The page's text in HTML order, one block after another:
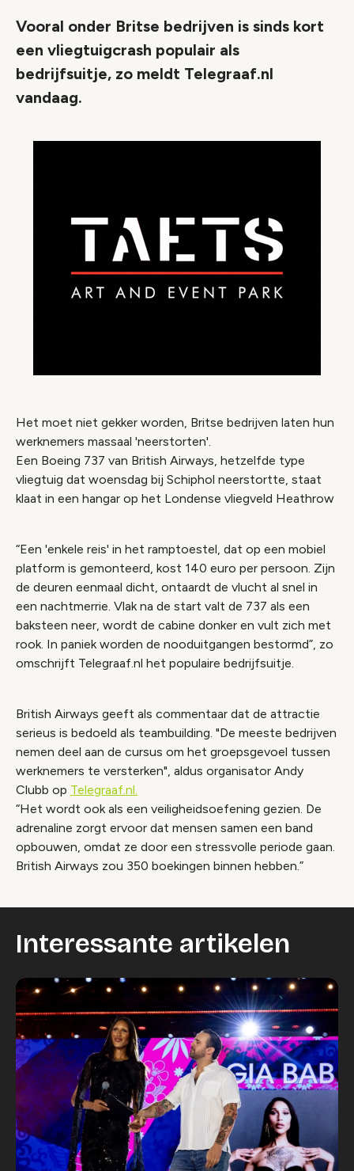
Vooral onder Britse bedrijven is sinds kort
een vliegtuigcrash populair als
bedrijfsuitje, zo meldt Telegraaf.nl
vandaag.
Het moet niet gekker worden, Britse bedrijven laten hun
werknemers massaal 'neerstorten'.
Een Boeing 737 van British Airways, hetzelfde type
vliegtuig dat woensdag bij Schiphol neerstortte, staat
klaat in een hangar op het Londense vliegveld Heathrow
“Een 'enkele reis' in het ramptoestel, dat op een mobiel
platform is gemonteerd, kost 140 euro per persoon. Zijn
de deuren eenmaal dicht, ontaardt de vlucht al snel in
een nachtmerrie. Vlak na de start valt de 737 als een
baksteen neer, wordt de cabine donker en vult zich met
rook. In paniek worden de nooduitgangen bestormd”, zo
omschrijft Telegraaf.nl het populaire bedrijfsuitje.
British Airways geeft als commentaar dat de attractie
serieus is bedoeld als teambuilding. "De meeste bedrijven
nemen deel aan de cursus om het groepsgevoel tussen
werknemers te versterken", aldus organisator Andy
Clubb op Telegraaf.nl.
“Het wordt ook als een veiligheidsoefening gezien. De
adrenaline zorgt ervoor dat mensen samen een band
opbouwen, omdat ze door een stressvolle periode gaan.
British Airways zou 350 boekingen binnen hebben.”
Interessante artikelen